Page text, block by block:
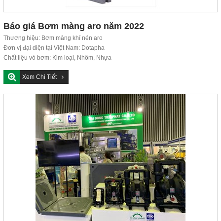
Báo giá Bơm màng aro năm 2022
Thương hiệu: Bơm màng khí nén aro
Đơn vị đại diện tại Việt Nam: Dotapha
Chất liệu vỏ bơm: Kim loại, Nhôm, Nhựa
Xem Chi Tiết